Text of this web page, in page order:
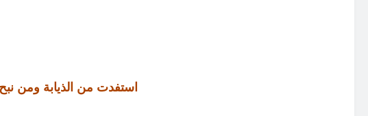
استفدت من الذيابة ومن